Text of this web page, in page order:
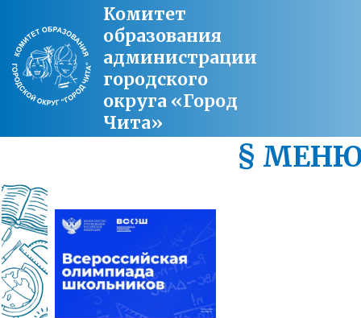
Комитет
образования
администрации
городского
округа «Город
Чита»
§